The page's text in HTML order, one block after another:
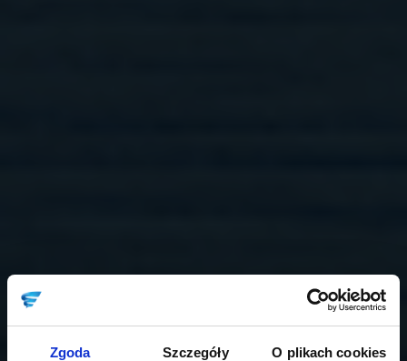
Zgoda Szczegóły O plikach cookies